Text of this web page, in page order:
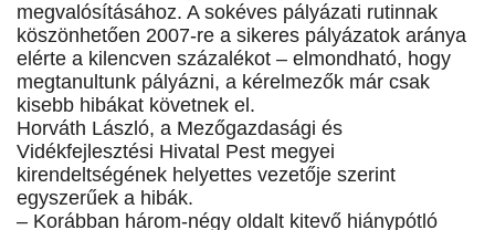
megvalósításához. A sokéves pályázati rutinnak
köszönhetően 2007-re a sikeres pályázatok aránya
elérte a kilencven százalékot – elmondható, hogy
megtanultunk pályázni, a kérelmezők már csak
kisebb hibákat követnek el.
Horváth László, a Mezőgazdasági és
Vidékfejlesztési Hivatal Pest megyei
kirendeltségének helyettes vezetője szerint
egyszerűek a hibák.
– Korábban három-négy oldalt kitevő hiánypótló